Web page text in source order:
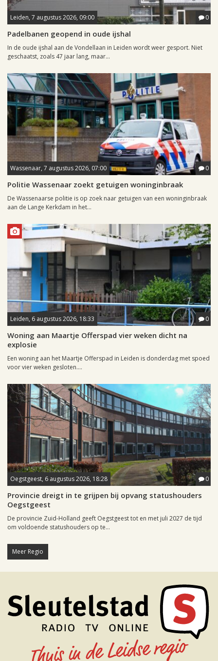
Leiden, 7 augustus 2026, 09:00 0
Padelbanen geopend in oude ijshal
In de oude ijshal aan de Vondellaan in Leiden wordt weer gesport. Niet
geschaatst, zoals 47 jaar lang, maar...
Wassenaar, 7 augustus 2026, 07:00 0
Politie Wassenaar zoekt getuigen woninginbraak
De Wassenaarse politie is op zoek naar getuigen van een woninginbraak
aan de Lange Kerkdam in het...
Leiden, 6 augustus 2026, 18:33 0
Woning aan Maartje Offerspad vier weken dicht na
explosie
Een woning aan het Maartje Offerspad in Leiden is donderdag met spoed
voor vier weken gesloten....
Oegstgeest, 6 augustus 2026, 18:28 0
Provincie dreigt in te grijpen bij opvang statushouders
Oegstgeest
De provincie Zuid-Holland geeft Oegstgeest tot en met juli 2027 de tijd
om voldoende statushouders op te...
Meer Regio